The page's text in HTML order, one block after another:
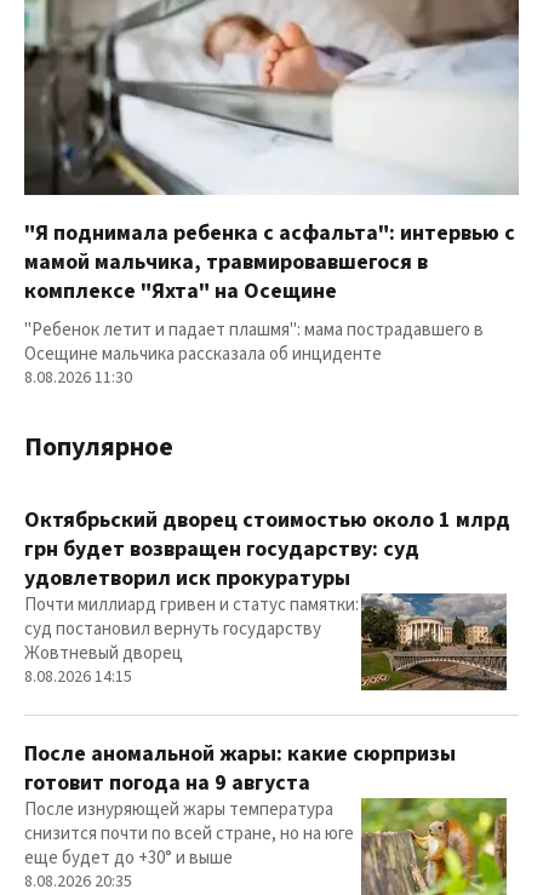
"Я поднимала ребенка с асфальта": интервью с
мамой мальчика, травмировавшегося в
комплексе "Яхта" на Осещине
"Ребенок летит и падает плашмя": мама пострадавшего в
Осещине мальчика рассказала об инциденте
8.08.2026 11:30
Популярное
Октябрьский дворец стоимостью около 1 млрд
грн будет возвращен государству: суд
удовлетворил иск прокуратуры
Почти миллиард гривен и статус памятки:
суд постановил вернуть государству
Жовтневый дворец
8.08.2026 14:15
После аномальной жары: какие сюрпризы
готовит погода на 9 августа
После изнуряющей жары температура
снизится почти по всей стране, но на юге
еще будет до +30° и выше
8.08.2026 20:35